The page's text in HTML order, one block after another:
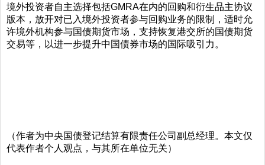
境外投资者自主选择包括GMRA在内的回购和衍生品主协议
版本，放开对已入境外投资者参与回购业务的限制，适时允
许境外机构参与国债期货市场，支持恢复港交所的国债期货
交易等，以进一步提升中国债券市场的国际吸引力。
（作者为中央国债登记结算有限责任公司副总经理。本文仅
代表作者个人观点，与其所在单位无关）